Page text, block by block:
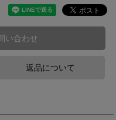
い合わせ
返品について